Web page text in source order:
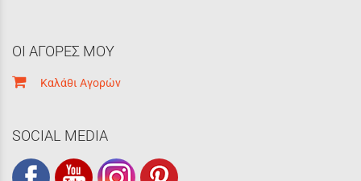
ΟΙ ΑΓΟΡΕΣ ΜΟΥ
Καλάθι Αγορών
SOCIAL MEDIA